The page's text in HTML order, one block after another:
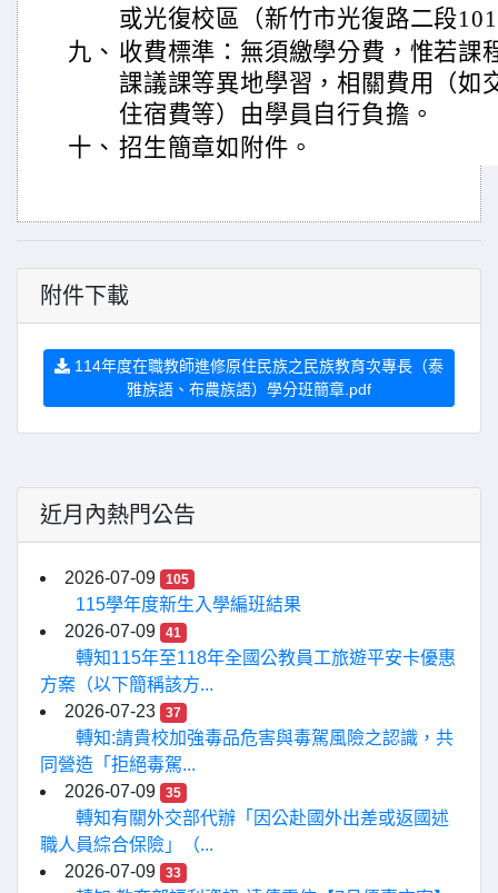
或光復校區（新竹市光復路二段
九、 收費標準：無須繳學分費，惟若課
課議課等異地學習，相關費用（如
住宿費等）由學員自行負擔。
十、 招生簡章如附件。
附件下載
114年度在職教師進修原住民族之民族教育次專長（泰
雅族語、布農族語）學分班簡章.pdf
近月內熱門公告
2026-07-09 105
115學年度新生入學編班結果
2026-07-09
41
轉知115年至118年全國公教員工旅遊平安卡優惠
方案（以下簡稱該方...
2026-07-23
37
轉知:請貴校加強毒品危害與毒駕風險之認識，共
同營造「拒絕毒駕...
2026-07-09
35
轉知有關外交部代辦「因公赴國外出差或返國述
職人員綜合保險」（...
2026-07-09
33